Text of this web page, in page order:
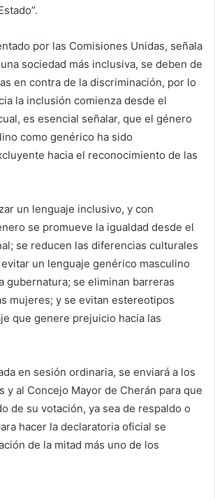
por las Comisiones Unidas, señala
sociedad más inclusiva, se deben de
en contra de la discriminación, por lo
la inclusión comienza desde el
es esencial señalar, que el género
como genérico ha sido
hacia el reconocimiento de las
un lenguaje inclusivo, y con
se promueve la igualdad desde el
se reducen las diferencias culturales
un lenguaje genérico masculino
gubernatura; se eliminan barreras
mujeres; y se evitan estereotipos
que genere prejuicio hacia las
en sesión ordinaria, se enviará a los
y al Concejo Mayor de Cherán para que
de su votación, ya sea de respaldo o
hacer la declaratoria oficial se
de la mitad más uno de los